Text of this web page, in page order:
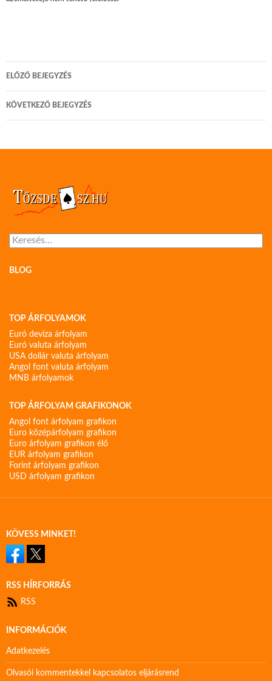
Bejegyzés
navigáció
ELŐZŐ BEJEGYZÉS
KÖVETKEZŐ BEJEGYZÉS
Keresés:
BLOG
TOP ÁRFOLYAMOK
Euró deviza árfolyam
Euró valuta árfolyam
USA dollár valuta árfolyam
Angol font valuta árfolyam
MNB árfolyamok
TOP ÁRFOLYAM GRAFIKONOK
Angol font árfolyam grafikon
Euro középárfolyam grafikon
Euro árfolyam grafikon élő
EUR árfolyam grafikon
Forint árfolyam grafikon
USD árfolyam grafikon
KÖVESS MINKET!
RSS HÍRFORRÁS
RSS
INFORMÁCIÓK
Adatkezelés
Olvasói kommentekkel kapcsolatos eljárásrend